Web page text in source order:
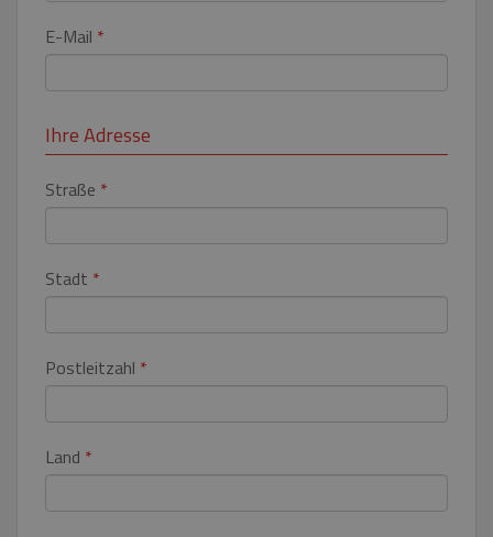
E-Mail *
Ihre Adresse
Straße *
Stadt *
Postleitzahl *
Land *